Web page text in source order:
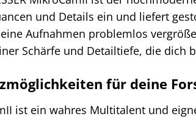
und Details ein und liefert
Aufnahmen problemlos
Schärfe und Detailtiefe, die dich
für deine
ist ein wahres Multitalent und